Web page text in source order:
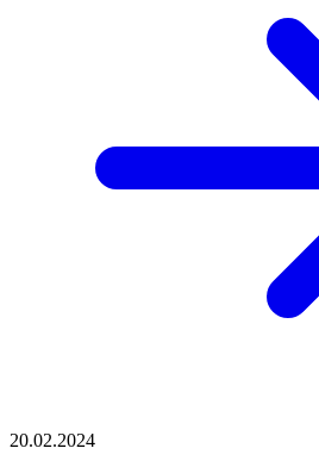
20.02.2024